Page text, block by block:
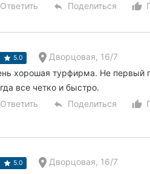
Ответить reply Поделиться
5.0 Дворцовая, 16/7
хорошая турфирма. Не первый
все четко и быстро.
Ответить reply Поделиться
5.0 Дворцовая, 16/7